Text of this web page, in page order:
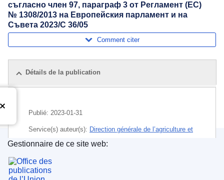
съгласно член 97, параграф 3 от Регламент (ЕС)
№ 1308/2013 на Европейския парламент и на
Съвета 2023/C 36/05
Comment citer
Détails de la publication
Publié: 2023-01-31
Service(s) auteur(s): Direction générale de l’agriculture et
du développement rural(Commission européenne
Sujet:appellation d'origine
Office des publications de l’Union européenne
Gestionnaire de ce site web: